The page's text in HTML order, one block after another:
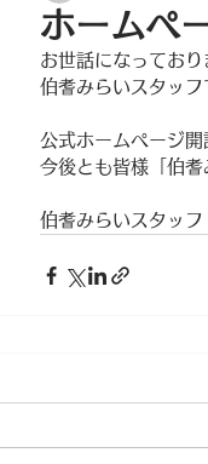
ホームペ
お世話になっており
伯耆みらいスタッフ
公式ホームページ開
今後とも皆様「伯耆
伯耆みらいスタッフ